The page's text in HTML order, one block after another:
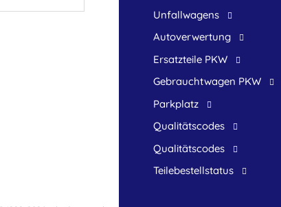
Unfallwagens
Autoverwertung
Ersatzteile PKW
Gebrauchtwagen PKW
Parkplatz
Qualitätscodes
Qualitätscodes
Teilebestellstatus